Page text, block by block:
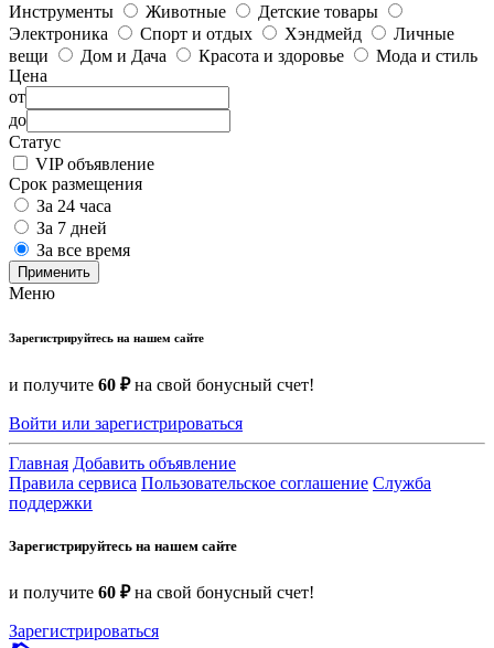
Инструменты
Животные
Детские товары
Электроника
Спорт и отдых Хэндмейд
Личные
вещи
Дом и Дача Красота и здоровье
Мода и стиль
Цена
от
до
Статус
VIP объявление
Срок размещения
За 24 часа
За 7 дней
За все время
Применить
Меню
Зарегистрируйтесь на нашем сайте
и получите 60 ₽на свой бонусный счет!
Войти или зарегистрироваться
Главная Добавить объявление
Правила сервиса Пользовательское соглашение Служба
поддержки
Зарегистрируйтесь на нашем сайте
и получите 60 ₽на свой бонусный счет!
Зарегистрироваться